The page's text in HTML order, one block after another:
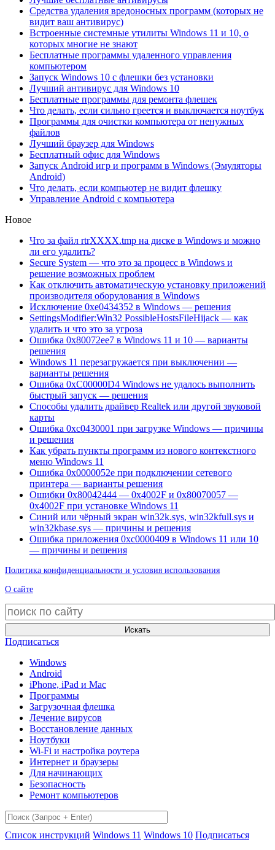
Средства удаления вредоносных программ (которых не
видит ваш антивирус)
Встроенные системные утилиты Windows 11 и 10, о
которых многие не знают
Бесплатные программы удаленного управления
компьютером
Запуск Windows 10 с флешки без установки
Лучший антивирус для Windows 10
Бесплатные программы для ремонта флешек
Что делать, если сильно греется и выключается ноутбук
Программы для очистки компьютера от ненужных
файлов
Лучший браузер для Windows
Бесплатный офис для Windows
Запуск Android игр и программ в Windows (Эмуляторы
Android)
Что делать, если компьютер не видит флешку
Управление Android с компьютера
Новое
Что за файл rtrXXXX.tmp на диске в Windows и можно
ли его удалить?
Secure System — что это за процесс в Windows и
решение возможных проблем
Как отключить автоматическую установку приложений
производителя оборудования в Windows
Исключение 0xe0434352 в Windows — решения
SettingsModifier:Win32 PossibleHostsFileHijack — как
удалить и что это за угроза
Ошибка 0x80072ee7 в Windows 11 и 10 — варианты
решения
Windows 11 перезагружается при выключении —
варианты решения
Ошибка 0xC00000D4 Windows не удалось выполнить
быстрый запуск — решения
Способы удалить драйвер Realtek или другой звуковой
карты
Ошибка 0xc0430001 при загрузке Windows — причины
и решения
Как убрать пункты программ из нового контекстного
меню Windows 11
Ошибка 0x0000052e при подключении сетевого
принтера — варианты решения
Ошибки 0x80042444 — 0x4002F и 0x80070057 —
0x4002F при установке Windows 11
Синий или чёрный экран win32k.sys, win32kfull.sys и
win32kbase.sys — причины и решения
Ошибка приложения 0xc0000409 в Windows 11 или 10
— причины и решения
Политика конфиденциальности и условия использования
О сайте
Искать
Подписаться
Windows
Android
iPhone, iPad и Mac
Программы
Загрузочная флешка
Лечение вирусов
Восстановление данных
Ноутбуки
Wi-Fi и настройка роутера
Интернет и браузеры
Для начинающих
Безопасность
Ремонт компьютеров
Список инструкций Windows 11 Windows 10 Подписаться